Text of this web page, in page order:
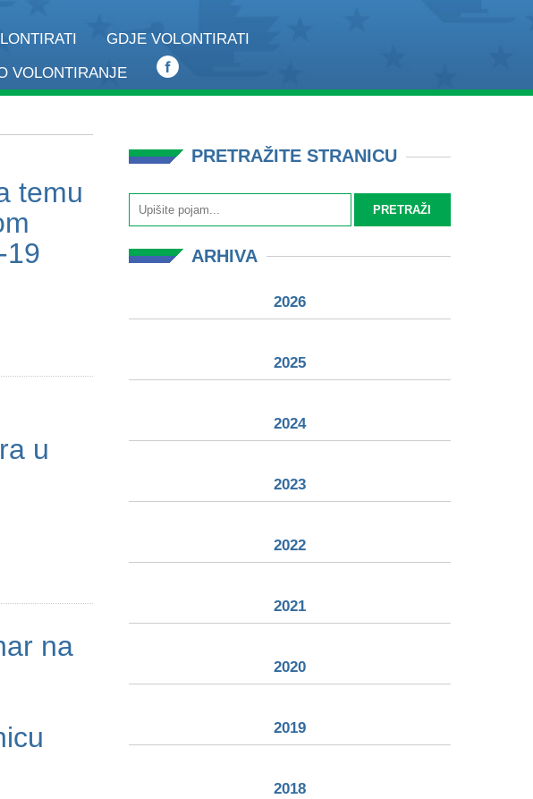
GDJE VOLONTIRATI
VOLONTIRANJE
temu
19
u
na
PRETRAŽITE STRANICU
ARHIVA
2026
2025
2024
2023
2022
2021
2020
2019
2018